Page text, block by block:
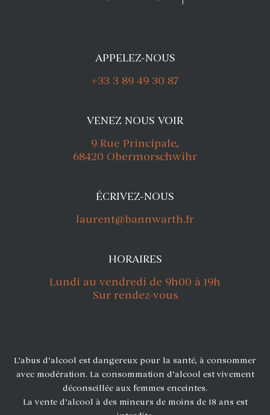
APPELEZ-NOUS
+33 3 89 49 30 87
VENEZ NOUS VOIR
9 Rue Principale,
68420 Obermorschwihr
ÉCRIVEZ-NOUS
laurent@bannwarth.fr
HORAIRES
Lundi au vendredi de 9h00 à 19h
Sur rendez-vous
L’abus d’alcool est dangereux pour la santé, à consommer
avec modération. La consommation d’alcool est vivement
déconseillée aux femmes enceintes.
La vente d’alcool à des mineurs de moins de 18 ans est